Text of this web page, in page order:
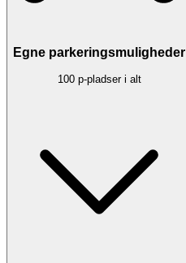
Egne parkeringsmuligheder
100 p-pladser i alt